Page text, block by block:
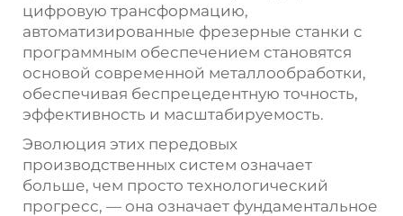
цифровую трансформацию,
автоматизированные фрезерные станки с
программным обеспечением становятся
основой современной металлообработки,
обеспечивая беспрецедентную точность,
эффективность и масштабируемость.
Эволюция этих передовых
производственных систем означает
больше, чем просто технологический
прогресс, — она означает фундаментальное